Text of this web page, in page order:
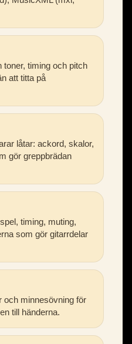
toner, timing och pitch
att titta på
låtar: ackord, skalor,
gör greppbrädan
timing, muting,
som gör gitarrdelar
och minnesövning för
till händerna.